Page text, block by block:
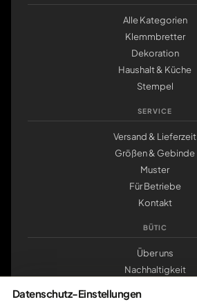
Alle Kategorien
Klemmbretter
Dekoration
Haushalt & Küche
Stempel
SERVICE
Versand & Lieferzeit
Größen & Gebinde
Muster
Für Betriebe
Kontakt
BÜTIC
Über uns
Nachhaltigkeit
Datenschutz-Einstellungen